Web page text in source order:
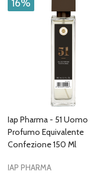
16%
Iap Pharma - 51 Uomo
Profumo Equivalente
Confezione 150 Ml
IAP PHARMA